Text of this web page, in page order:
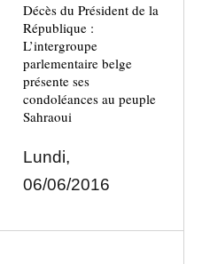
Décès du Président de la
République :
L’intergroupe
parlementaire belge
présente ses
condoléances au peuple
Sahraoui
Lundi,
06/06/2016